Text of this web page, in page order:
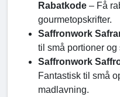
Rabatkode – Få
gourmetopskrifter.
Saffronwork
til små portioner
Saffronwork
Fantastisk til små
madlavning.